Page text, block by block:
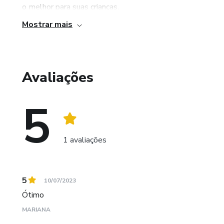
o melhor para suas crianças.
Mostrar mais
Avaliações
5 1 avaliações
5 10/07/2023
Ótimo
MARIANA